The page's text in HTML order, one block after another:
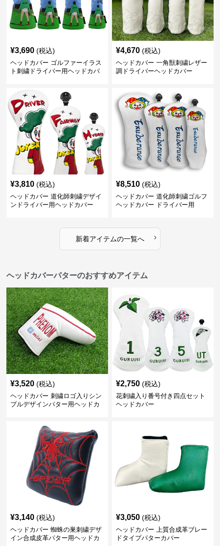
¥3,690 (税込)
ヘッドカバー ゴルファーイラス
ト刺繍ドライバー用ヘッドカバ
¥4,670 (税込)
ヘッドカバー 一角獣刺繍レザー
調ドライバーヘッドカバー
¥3,810 (税込)
ヘッドカバー 道化師刺繍デザイ
ンドライバー用ヘッドカバー
¥8,510 (税込)
ヘッドカバー 道化師刺繍ゴルフ
ヘッドカバー ドライバー用
新着アイテムの一覧へ ›
ヘッドカバーパターのおすすめアイテム
¥3,520 (税込)
ヘッドカバー 刺繍ロゴ入りシン
プルデザインパター用ヘッドカ
¥2,750 (税込)
花刺繍入り番号付き四点セット
ヘッドカバー
¥3,140 (税込)
ヘッドカバー 蜘蛛の巣刺繍デザ
イン合成皮革パター用ヘッドカ
¥3,050 (税込)
ヘッドカバー 上質合成革ブレー
ドタイプパターカバー